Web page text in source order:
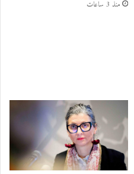
منذ 3 ساعات